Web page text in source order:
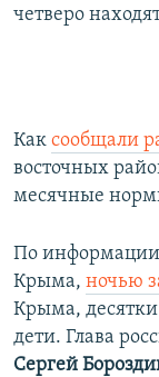
четверо
Как сообщали
восточных
месячные
По информации
Крыма, ночью
Крыма, десятки
дети. Глава
Сергей